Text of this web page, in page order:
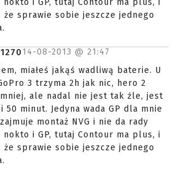
nokto i GP, tutaj Contour ma plus, i
że sprawie sobie jeszcze jednego
14-08-2013 @ 21:47
miałeś jakąś wadliwą baterie. U
3 trzyma 2h jak nic, hero 2
ale nadal nie jest tak źle, jest
50 minut. Jedyna wada GP dla mnie
montaż NVG i nie da rady
nokto i GP, tutaj Contour ma plus, i
że sprawie sobie jeszcze jednego